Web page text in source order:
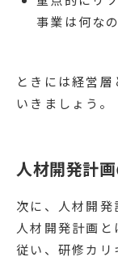
事業は何な
ときには経営
いきましょう。
人材開発計
次に、人材開発
人材開発計画
従い、研修カ